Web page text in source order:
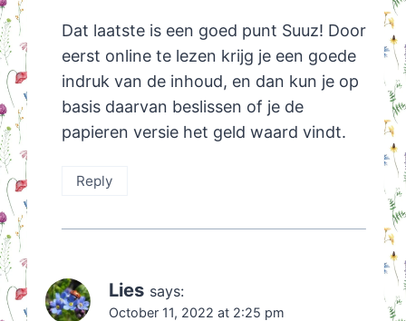
Dat laatste is een goed punt Suuz! Door
eerst online te lezen krijg je een goede
indruk van de inhoud, en dan kun je op
basis daarvan beslissen of je de
papieren versie het geld waard vindt.
Reply
Lies says:
October 11, 2022 at 2:25 pm